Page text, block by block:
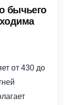
бычьего
от 430 до